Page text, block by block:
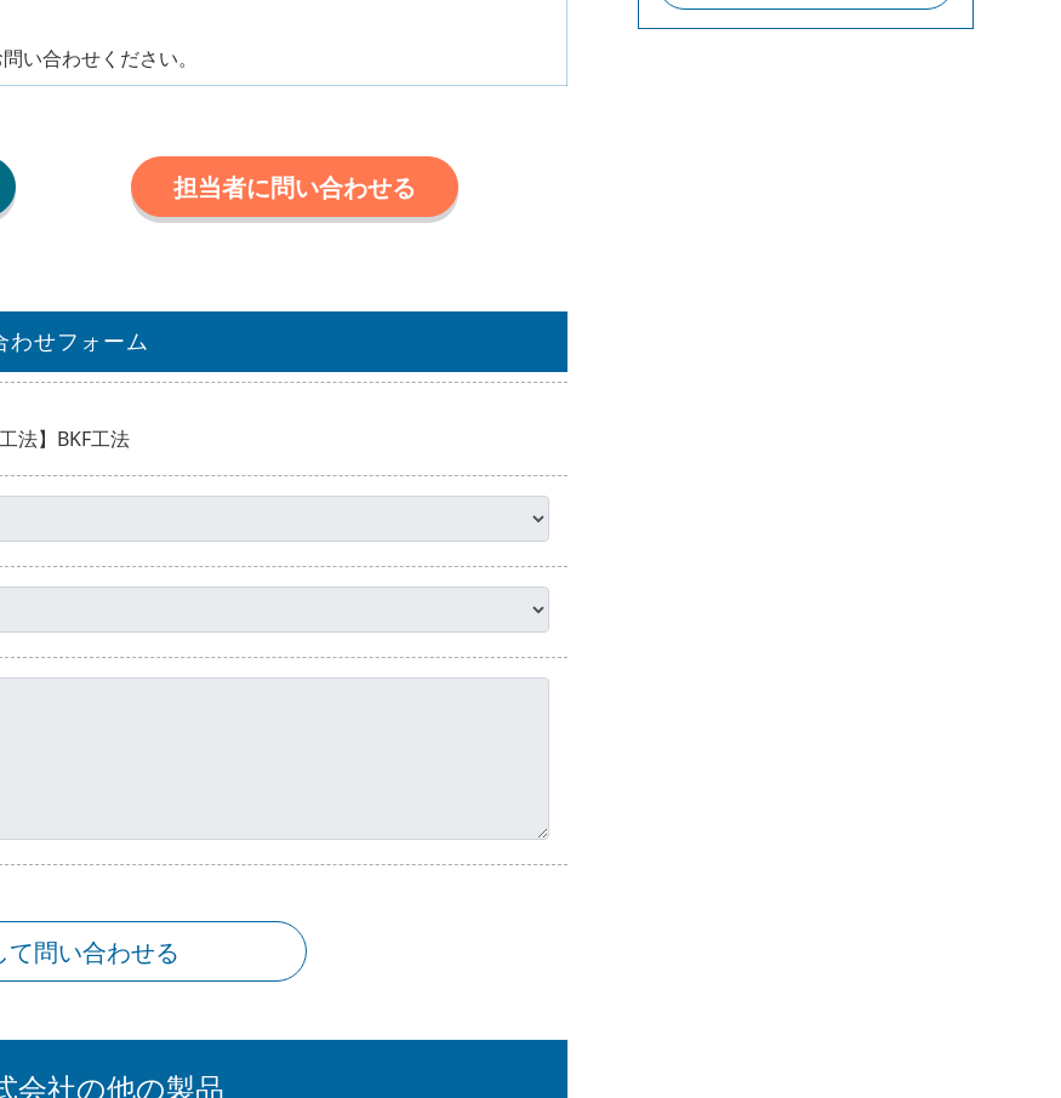
い合わせください。
担当者に問い合わせる
わせフォーム
法】BKF工法
て問い合わせる
会社の他の製品